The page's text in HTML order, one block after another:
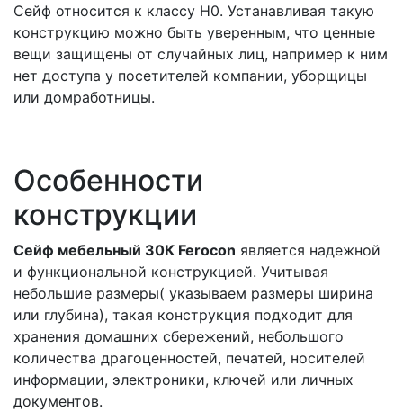
Сейф относится к классу Н0. Устанавливая такую
конструкцию можно быть уверенным, что ценные
вещи защищены от случайных лиц, например к ним
нет доступа у посетителей компании, уборщицы
или домработницы.
Особенности
конструкции
Сейф мебельный 30К Ferocon является надежной
и функциональной конструкцией. Учитывая
небольшие размеры( указываем размеры ширина
или глубина), такая конструкция подходит для
хранения домашних сбережений, небольшого
количества драгоценностей, печатей, носителей
информации, электроники, ключей или личных
документов.